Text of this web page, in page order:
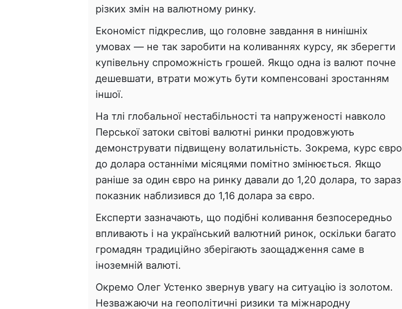
різких змін на валютному ринку.
Економіст підкреслив, що головне завдання в нинішніх
умовах — не так заробити на коливаннях курсу, як зберегти
купівельну спроможність грошей. Якщо одна із валют почне
дешевшати, втрати можуть бути компенсовані зростанням
іншої.
На тлі глобальної нестабільності та напруженості навколо
Перської затоки світові валютні ринки продовжують
демонструвати підвищену волатильність. Зокрема, курс євро
до долара останніми місяцями помітно змінюється. Якщо
раніше за один євро на ринку давали до 1,20 долара, то зараз
показник наблизився до 1,16 долара за євро.
Експерти зазначають, що подібні коливання безпосередньо
впливають і на український валютний ринок, оскільки багато
громадян традиційно зберігають заощадження саме в
іноземній валюті.
Окремо Олег Устенко звернув увагу на ситуацію із золотом.
Незважаючи на геополітичні ризики та міжнародну